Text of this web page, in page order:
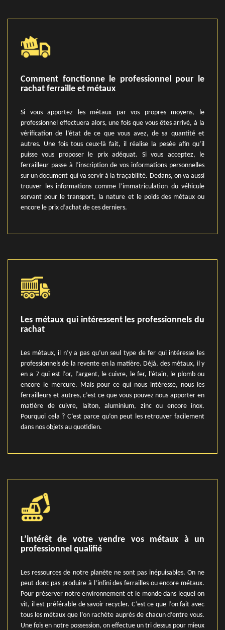
Comment fonctionne le professionnel pour le
rachat ferraille et métaux
Si vous apportez les métaux par vos propres moyens, le
professionnel effectuera alors, une fois que vous êtes arrivé, à la
vérification de l’état de ce que vous avez, de sa quantité et
autres. Une fois tous ceux-là fait, il réalise la pesée afin qu’il
puisse vous proposer le prix adéquat. Si vous acceptez, le
ferrailleur passe à l’inscription de vos informations personnelles
sur un document qui va servir à la traçabilité. Dedans, on va aussi
trouver les informations comme l’immatriculation du véhicule
servant pour le transport, la nature et le poids des métaux ou
encore le prix d’achat de ces derniers.
Les métaux qui intéressent les professionnels du
rachat
Les métaux, il n’y a pas qu’un seul type de fer qui intéresse les
professionnels de la revente en la matière. Déjà, des métaux, il y
en a 7 qui est l’or, l’argent, le cuivre, le fer, l’étain, le plomb ou
encore le mercure. Mais pour ce qui nous intéresse, nous les
ferrailleurs et autres, c’est ce que vous pouvez nous apporter en
matière de cuivre, laiton, aluminium, zinc ou encore inox.
Pourquoi cela ? C’est parce qu’on peut les retrouver facilement
dans nos objets au quotidien.
L’intérêt de votre vendre vos métaux à un
professionnel qualifié
Les ressources de notre planète ne sont pas inépuisables. On ne
peut donc pas produire à l’infini des ferrailles ou encore métaux.
Pour préserver notre environnement et le monde dans lequel on
vit, il est préférable de savoir recycler. C’est ce que l’on fait avec
tous les métaux que l’on rachète auprès de chacun d’entre vous.
Une fois en notre possession, on effectue un tri dessus pour mieux